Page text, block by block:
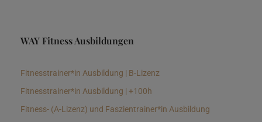
WAY Fitness Ausbildungen
Fitnesstrainer*in Ausbildung | B-Lizenz
Fitnesstrainer*in Ausbildung | +100h
Fitness- (A-Lizenz) und Faszientrainer*in Ausbildung